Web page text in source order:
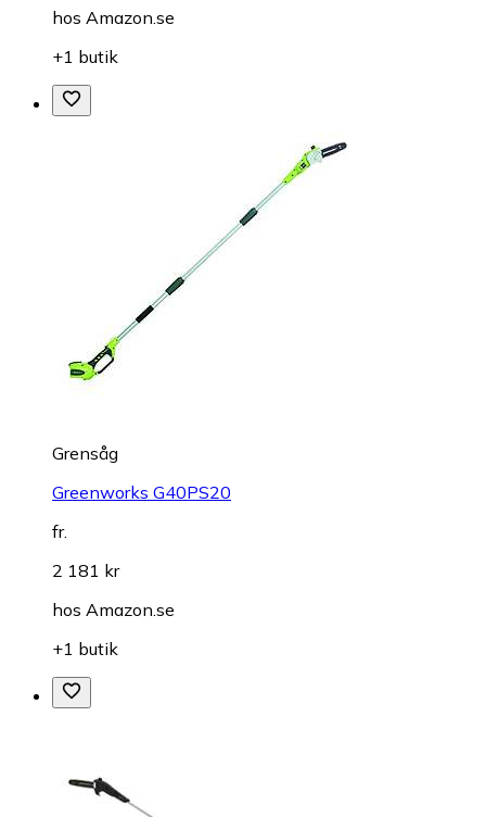
hos Amazon.se
+1 butik
Grensåg
Greenworks G40PS20
fr.
2 181 kr
hos Amazon.se
+1 butik